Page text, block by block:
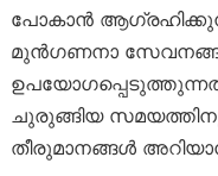
പോകാൻ
മുൻഗണനാ സേവനങ്ങൾ
ചുരുങ്ങിയ
തീരുമാനങ്ങൾ